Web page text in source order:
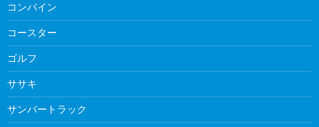
コンバイン
コースター
ゴルフ
ササキ
サンバートラック